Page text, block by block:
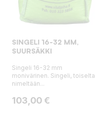
SINGELI 16-32 MM,
SUURSÄKKI
Singeli 16-32 mm
monivärinen. Singeli, toiselta
nimeltään...
Hinta
103,00 €